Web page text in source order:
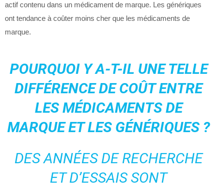
actif contenu dans un médicament de marque. Les génériques
ont tendance à coûter moins cher que les médicaments de
marque.
POURQUOI Y A-T-IL UNE TELLE
DIFFÉRENCE DE COÛT ENTRE
LES MÉDICAMENTS DE
MARQUE ET LES GÉNÉRIQUES ?
DES ANNÉES DE RECHERCHE
ET D’ESSAIS SONT